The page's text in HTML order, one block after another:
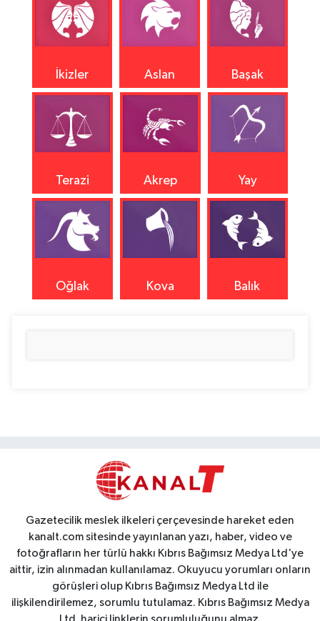
İkizler Aslan Başak
Terazi Akrep Yay
Oğlak Kova Balık
Gazetecilik meslek ilkeleri çerçevesinde hareket eden
kanalt.com sitesinde yayınlanan yazı, haber, video ve
fotoğrafların her türlü hakkı Kıbrıs Bağımsız Medya Ltd'ye
aittir, izin alınmadan kullanılamaz. Okuyucu yorumları onların
görüşleri olup Kıbrıs Bağımsız Medya Ltd ile
ilişkilendirilemez, sorumlu tutulamaz. Kıbrıs Bağımsız Medya